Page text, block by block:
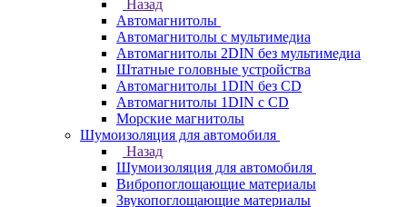
Назад
Автомагнитолы
Автомагнитолы с мультимедиа
Автомагнитолы 2DIN без мультимедиа
Штатные головные устройства
Автомагнитолы 1DIN без CD
Автомагнитолы 1DIN с CD
Морские магнитолы
Шумоизоляция для автомобиля
Назад
Шумоизоляция для автомобиля
Вибропоглощающие материалы
Звукопоглощающие материалы